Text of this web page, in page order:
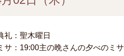
礼：聖木曜日
サ：19:00主の晩さんの夕べのミサ